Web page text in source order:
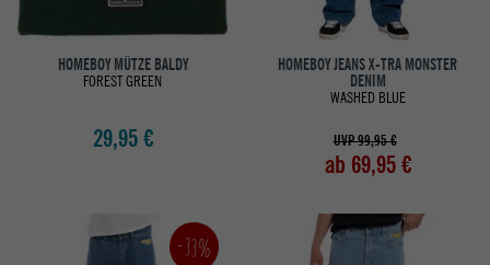
HOMEBOY MÜTZE BALDY
FOREST GREEN
29,95 €
HOMEBOY JEANS X-TRA MONSTER
DENIM
WASHED BLUE
UVP 99,95 €
ab 69,95 €
-33%